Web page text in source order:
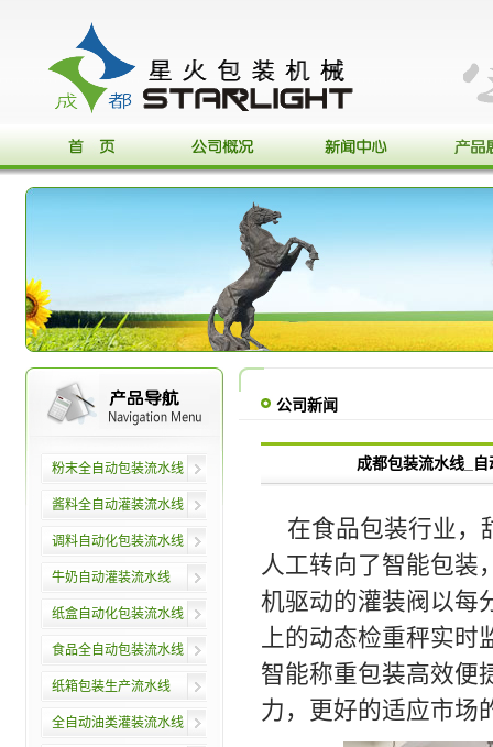
粉末全自动包装流水线
酱料全自动灌装流水线
调料自动化包装流水线
牛奶自动灌装流水线
纸盒自动化包装流水线
食品全自动包装流水线
纸箱包装生产流水线
全自动油类灌装流水线
公司新闻
成都包装流水线_
在食品包装行业，
人工转向了智能包装
机驱动的灌装阀以每
上的动态检重秤实
智能称重包装高效便
力，更好的适应市场